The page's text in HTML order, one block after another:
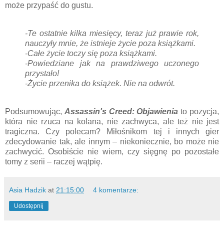
może przypaść do gustu.
-Te ostatnie kilka miesięcy, teraz już prawie rok,
nauczyły mnie, że istnieje życie poza książkami.
-Całe życie toczy się poza książkami.
-Powiedziane jak na prawdziwego uczonego
przystało!
-Życie przenika do książek. Nie na odwrót.
Podsumowując, Assassin's Creed: Objawienia to pozycja,
która nie rzuca na kolana, nie zachwyca, ale też nie jest
tragiczna. Czy polecam? Miłośnikom tej i innych gier
zdecydowanie tak, ale innym – niekoniecznie, bo może nie
zachwycić. Osobiście nie wiem, czy sięgnę po pozostałe
tomy z serii – raczej wątpię.
Asia Hadzik at 21:15:00 4 komentarze:
Udostępnij